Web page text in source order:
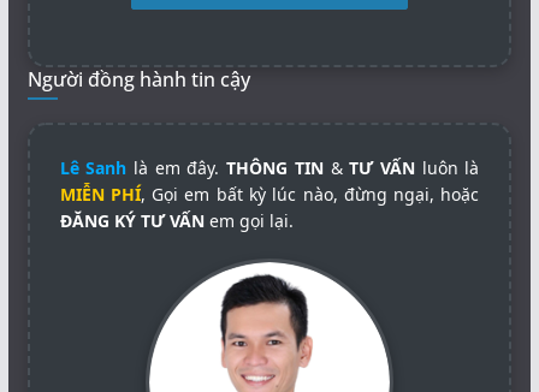
Người đồng hành tin cậy
Lê Sanh là em đây.THÔNG TIN&TƯ VẤNluôn là
MIỄN PHÍ, Gọi em bất kỳ lúc nào, đừng ngại, hoặc
ĐĂNG KÝ TƯ VẤNem gọi lại.